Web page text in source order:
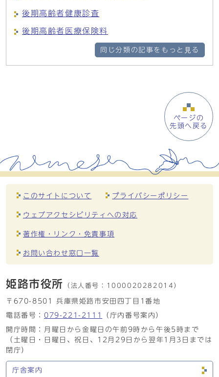
後期高齢者健康診査
後期高齢者医療保険料
同じ分類の記事をもっと見る
ページの
先頭へ戻る
このサイトについて プライバシーポリシー
ウェブアクセシビリティへの対応
著作権・リンク・免責事項
お問い合わせ窓口一覧
姫路市役所 （法人番号： 1000020282014）
〒670-8501 兵庫県姫路市安田四丁目1番地
電話番号： 079-221-2111
（庁内番号案内）
開庁時間：月曜日から金曜日の午前9時から午後5時まで
（土曜日・日曜日、祝日、12月29日から翌年1月3日までは
閉庁）
庁舎案内